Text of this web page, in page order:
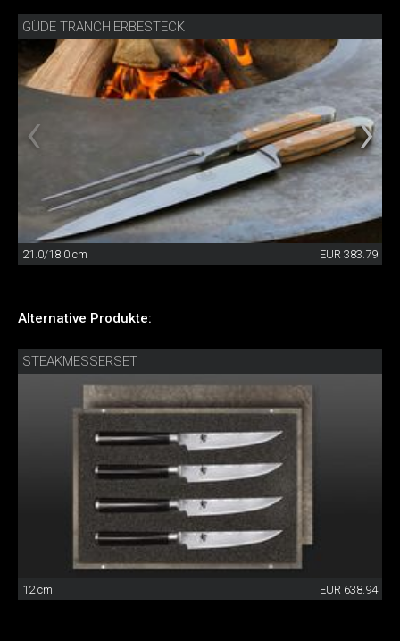
GÜDE TRANCHIERBESTECK
21.0/18.0 cm EUR 383.79
Alternative Produkte:
STEAKMESSERSET
12 cm EUR 638.94